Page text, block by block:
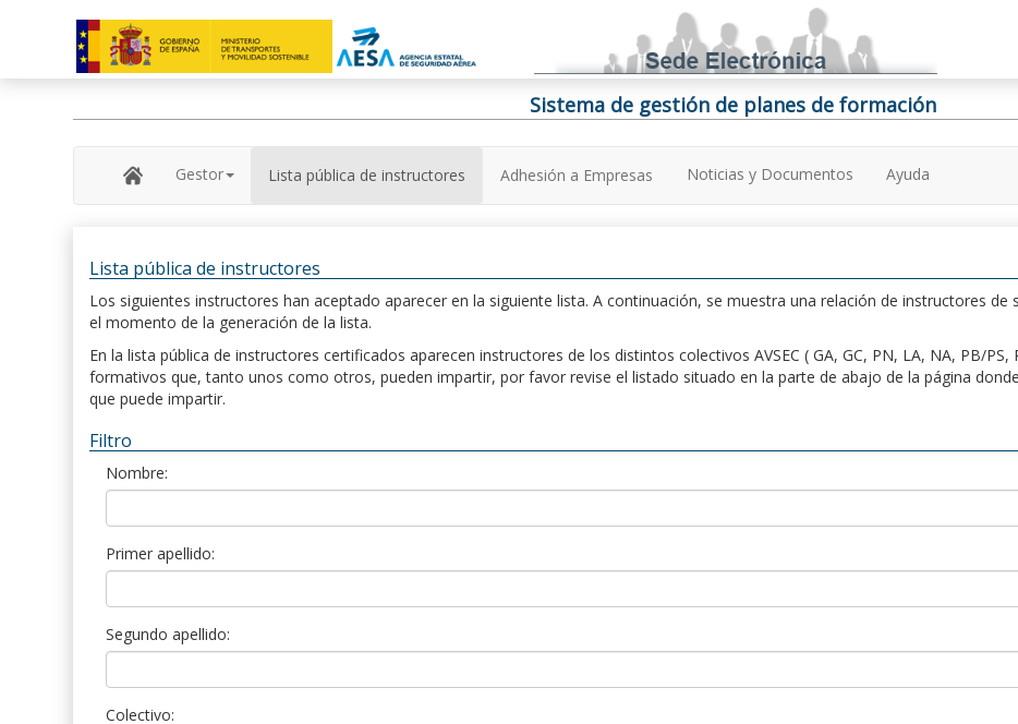
Sistema de gestión de planes de formación
Gestor Lista pública de instructores Adhesión a Empresas Noticias y Documentos Ayuda
Lista pública de instructores
Los siguientes instructores han aceptado aparecer en la siguiente lista. A continuación, se muestra una relación de instructores
el momento de la generación de la lista.
En la lista pública de instructores certificados aparecen instructores de los distintos colectivos AVSEC ( GA, GC, PN, LA, NA, PB/
formativos que, tanto unos como otros, pueden impartir, por favor revise el listado situado en la parte de abajo de la página
que puede impartir.
Filtro
Nombre:
Primer apellido:
Segundo apellido:
Colectivo: